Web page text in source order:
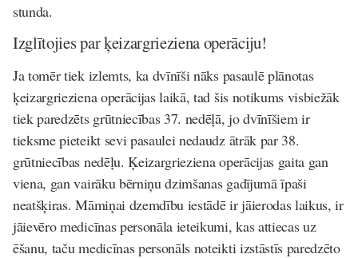
stunda.
Izglītojies par ķeizargrieziena operāciju!
Ja tomēr tiek izlemts, ka dvīnīši nāks pasaulē plānotas
ķeizargrieziena operācijas laikā, tad šis notikums visbiežāk
tiek paredzēts grūtniecības 37. nedēļā, jo dvīnīšiem ir
tieksme pieteikt sevi pasaulei nedaudz ātrāk par 38.
grūtniecības nedēļu. Ķeizargrieziena operācijas gaita gan
viena, gan vairāku bērniņu dzimšanas gadījumā īpaši
neatšķiras. Māmiņai dzemdību iestādē ir jāierodas laikus, ir
jāievēro medicīnas personāla ieteikumi, kas attiecas uz
ēšanu, taču medicīnas personāls noteikti izstāstīs paredzēto